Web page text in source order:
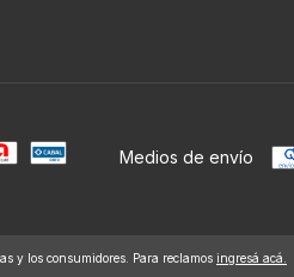
Medios de envío
y los consumidores. Para reclamos ingresá acá.